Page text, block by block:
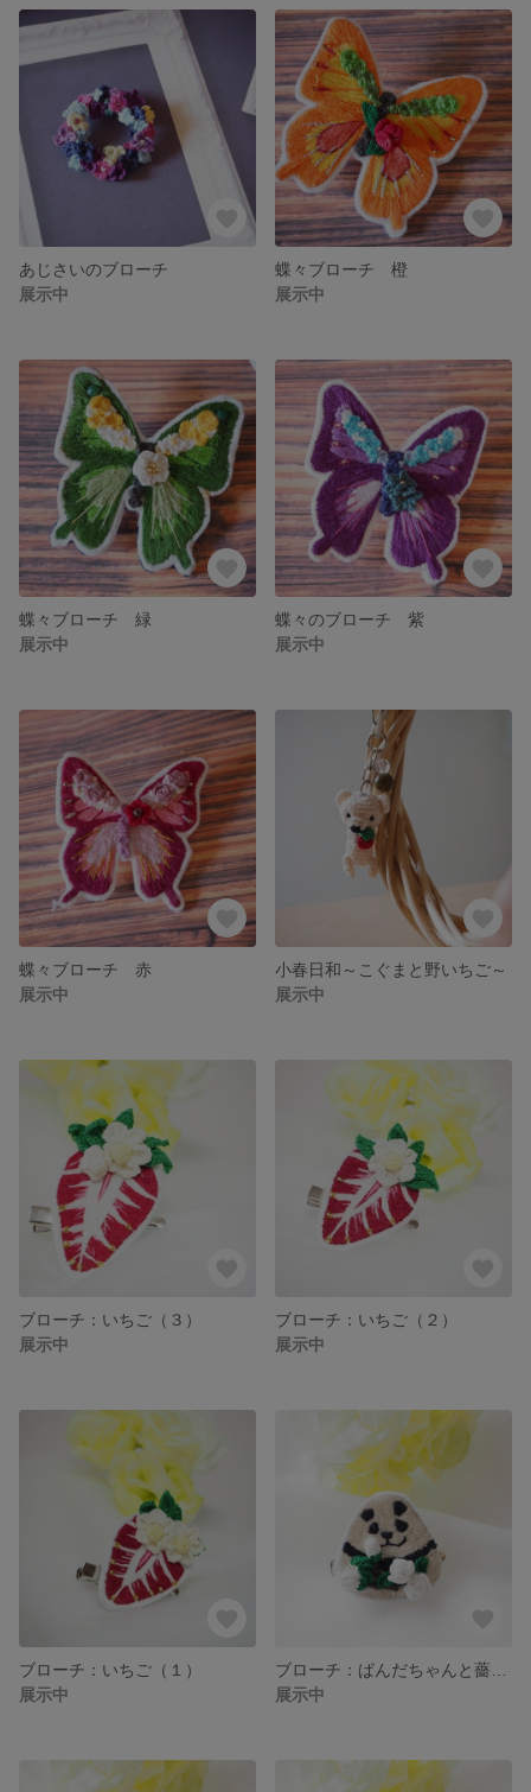
あじさいのブローチ
展示中
蝶々ブローチ 橙
展示中
蝶々ブローチ 緑
展示中
蝶々のブローチ 紫
展示中
蝶々ブローチ 赤
展示中
小春日和～こぐまと野いちご～
展示中
ブローチ：いちご（３）
展示中
ブローチ：いちご（２）
展示中
ブローチ：いちご（１）
展示中
展示中